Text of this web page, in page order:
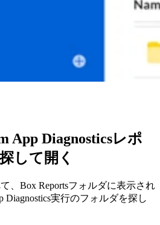
App Diagnosticsレポ
して開く
、Box Reportsフォルダに表示され
Diagnostics実行のフォルダを探し